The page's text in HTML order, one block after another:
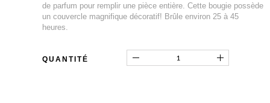
de parfum pour remplir une pièce entière. Cette bougie possède
un couvercle magnifique décoratif! Brûle environ 25 à 45
heures.
QUANTITÉ